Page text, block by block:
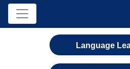
Language